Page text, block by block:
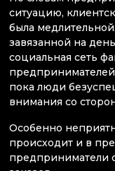
ситуацию,
была
завязанной на
социальная сеть
пока люди
внимания со
Особенно
происходит и в
предприниматели